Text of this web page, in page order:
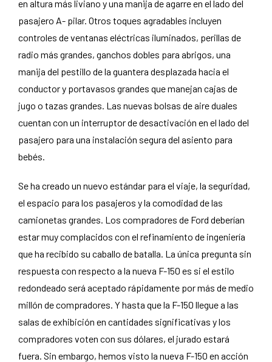
en altura más liviano y una manija de agarre en el lado del
pasajero A- pilar. Otros toques agradables incluyen
controles de ventanas eléctricas iluminados, perillas de
radio más grandes, ganchos dobles para abrigos, una
manija del pestillo de la guantera desplazada hacia el
conductor y portavasos grandes que manejan cajas de
jugo o tazas grandes. Las nuevas bolsas de aire duales
cuentan con un interruptor de desactivación en el lado del
pasajero para una instalación segura del asiento para
bebés.
Se ha creado un nuevo estándar para el viaje, la seguridad,
el espacio para los pasajeros y la comodidad de las
camionetas grandes. Los compradores de Ford deberían
estar muy complacidos con el refinamiento de ingeniería
que ha recibido su caballo de batalla. La única pregunta sin
respuesta con respecto a la nueva F-150 es si el estilo
redondeado será aceptado rápidamente por más de medio
millón de compradores. Y hasta que la F-150 llegue a las
salas de exhibición en cantidades significativas y los
compradores voten con sus dólares, el jurado estará
fuera. Sin embargo, hemos visto la nueva F-150 en acción